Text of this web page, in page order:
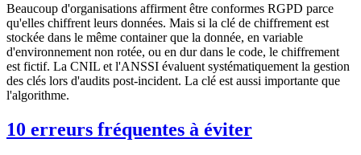
Beaucoup d'organisations affirment être conformes RGPD parce
qu'elles chiffrent leurs données. Mais si la clé de chiffrement est
stockée dans le même container que la donnée, en variable
d'environnement non rotée, ou en dur dans le code, le chiffrement
est fictif. La CNIL et l'ANSSI évaluent systématiquement la gestion
des clés lors d'audits post-incident. La clé est aussi importante que
l'algorithme.
10 erreurs fréquentes à éviter